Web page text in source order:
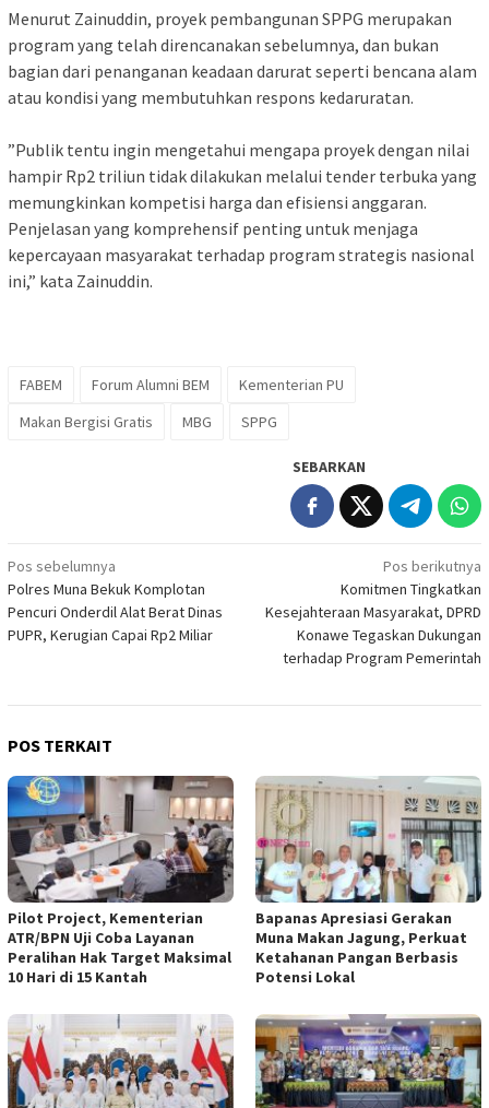
‎Menurut Zainuddin, proyek pembangunan SPPG merupakan
program yang telah direncanakan sebelumnya, dan bukan
bagian dari penanganan keadaan darurat seperti bencana alam
atau kondisi yang membutuhkan respons kedaruratan.
‎”Publik tentu ingin mengetahui mengapa proyek dengan nilai
hampir Rp2 triliun tidak dilakukan melalui tender terbuka yang
memungkinkan kompetisi harga dan efisiensi anggaran.
Penjelasan yang komprehensif penting untuk menjaga
kepercayaan masyarakat terhadap program strategis nasional
ini,” kata Zainuddin.
FABEM Forum Alumni BEM
Kementerian PU
Makan Bergisi Gratis
MBG SPPG
SEBARKAN
Navigasi
pos
Pos sebelumnya
Polres Muna Bekuk Komplotan
Pencuri Onderdil Alat Berat Dinas
PUPR, Kerugian Capai Rp2 Miliar
Pos berikutnya
Komitmen Tingkatkan
Kesejahteraan Masyarakat, DPRD
Konawe Tegaskan Dukungan
terhadap Program Pemerintah
POS TERKAIT
Pilot Project, Kementerian
ATR/BPN Uji Coba Layanan
Peralihan Hak Target Maksimal
10 Hari di 15 Kantah
Bapanas Apresiasi Gerakan
Muna Makan Jagung, Perkuat
Ketahanan Pangan Berbasis
Potensi Lokal